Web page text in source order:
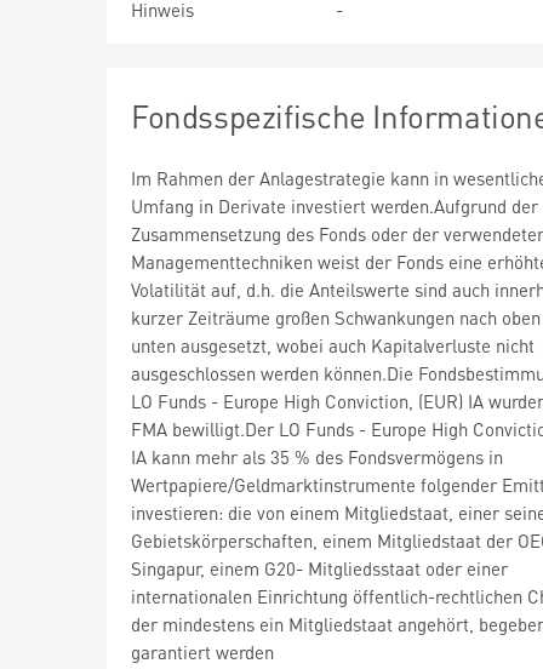
Hinweis
-
Fondsspezifische
Im Rahmen der Anlagestrategie kann in
Umfang in Derivate investiert werden.Aufgrund der
Zusammensetzung des Fonds oder der
Managementtechniken weist der Fonds eine
Volatilität auf, d.h. die Anteilswerte sind auch
kurzer Zeiträume großen Schwankungen nach
unten ausgesetzt, wobei auch Kapitalverluste nicht
ausgeschlossen werden können.Die
LO Funds - Europe High Conviction, (EUR) IA
FMA bewilligt.Der LO Funds - Europe High
IA kann mehr als 35 % des Fondsvermögens in
Wertpapiere/Geldmarktinstrumente folgender
investieren: die von einem Mitgliedstaat, einer
Gebietskörperschaften, einem Mitgliedstaat der
Singapur, einem G20- Mitgliedsstaat oder einer
internationalen Einrichtung öffentlich-rechtlichen
der mindestens ein Mitgliedstaat angehört,
garantiert werden